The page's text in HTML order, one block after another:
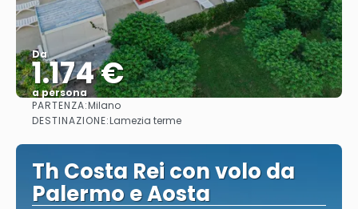
Da
1.174 €
a persona
PARTENZA:Milano
DESTINAZIONE:Lamezia terme
Th Costa Rei con volo da
Palermo e Aosta